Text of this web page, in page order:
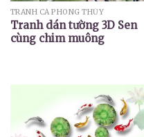
TRANH CÁ PHONG THỦY
Tranh dán tường 3D Sen
cùng chim muông